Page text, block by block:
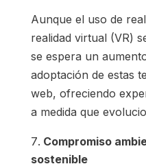
Aunque el uso de
realidad virtual (VR)
se espera un
adoptación de estas
web, ofreciendo
a medida que
Compromiso
sostenible